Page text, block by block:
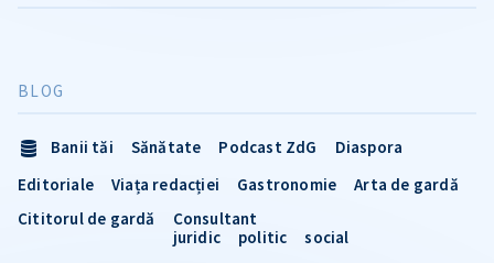
BLOG
Banii tăi Sănătate Podcast ZdG
Diaspora
Editoriale
Viața redacției Gastronomie
Arta de gardă
Cititorul de gardă
Consultant
juridic
politic social